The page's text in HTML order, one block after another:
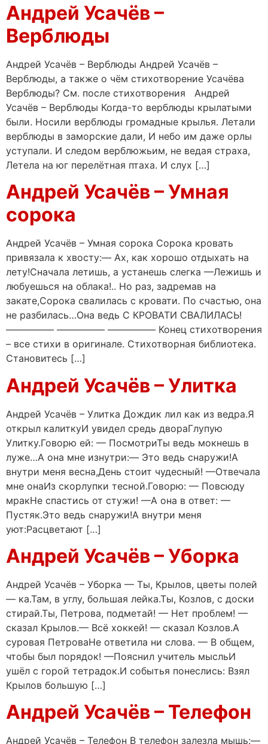
Андрей Усачёв –
Верблюды
Андрей Усачёв – Верблюды Андрей Усачёв –
Верблюды, а также о чём стихотворение Усачёва
Верблюды? См. после стихотворения Андрей
Усачёв – Верблюды Когда-то верблюды крылатыми
были. Носили верблюды громадные крылья. Летали
верблюды в заморские дали, И небо им даже орлы
уступали. И следом верблюжьим, не ведая страха,
Летела на юг перелётная птаха. И слух […]
Андрей Усачёв – Умная
сорока
Андрей Усачёв – Умная сорока Сорока кровать
привязала к хвосту:— Ах, как хорошо отдыхать на
лету!Сначала летишь, а устанешь слегка —Лежишь и
любуешься на облака!.. Но раз, задремав на
закате,Сорока свалилась с кровати. По счастью, она
не разбилась…Она ведь С КРОВАТИ СВАЛИЛАСЬ!
————— ————— ————— Конец стихотворения
– все стихи в оригинале. Стихотворная библиотека.
Становитесь […]
Андрей Усачёв – Улитка
Андрей Усачёв – Улитка Дождик лил как из ведра.Я
открыл калиткуИ увидел средь двораГлупую
Улитку.Говорю ей: — ПосмотриТы ведь мокнешь в
луже…А она мне изнутри:— Это ведь снаружи!А
внутри меня весна,День стоит чудесный! —Отвечала
мне онаИз скорлупки тесной.Говорю: — Повсюду
мракНе спастись от стужи! —А она в ответ: —
Пустяк.Это ведь снаружи!А внутри меня
уют:Расцветают […]
Андрей Усачёв – Уборка
Андрей Усачёв – Уборка — Ты, Крылов, цветы полей
— ка.Там, в углу, большая лейка.Ты, Козлов, с доски
стирай.Ты, Петрова, подметай! — Нет проблем! —
сказал Крылов.— Всё хоккей! — сказал Козлов.А
суровая ПетроваНе ответила ни слова. — В общем,
чтобы был порядок! —Пояснил учитель мысльИ
ушёл с горой тетрадок.И событья понеслись: Взял
Крылов большую […]
Андрей Усачёв – Телефон
Андрей Усачёв – Телефон В телефон залезла мышь:—